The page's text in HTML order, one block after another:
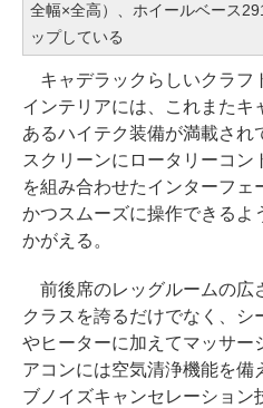
全幅×全高）、ホイールベース
ップしている
キャデラックらしいクラフ
インテリアには、これまたキ
あるハイテク装備が満載され
スクリーンにロータリーコン
を組み合わせたインターフェ
かつスムーズに操作できるよ
かがえる。
前後席のレッグルームの広
クラスを誇るだけでなく、シ
やヒーターに加えてマッサー
アコンには空気清浄機能を備
ブノイズキャンセレーション